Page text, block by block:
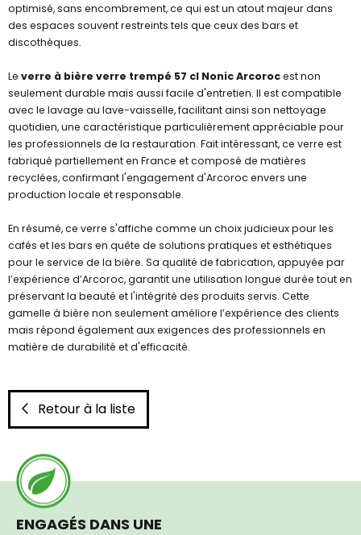
optimisé, sans encombrement, ce qui est un atout majeur dans
des espaces souvent restreints tels que ceux des bars et
discothèques.
Le verre à bière verre trempé 57 cl Nonic Arcorocest non
seulement durable mais aussi facile d'entretien. Il est compatible
avec le lavage au lave-vaisselle, facilitant ainsi son nettoyage
quotidien, une caractéristique particulièrement appréciable pour
les professionnels de la restauration. Fait intéressant, ce verre est
fabriqué partiellement en France et composé de matières
recyclées, confirmant l'engagement d'Arcoroc envers une
production locale et responsable.
En résumé, ce verre s'affiche comme un choix judicieux pour les
cafés et les bars en quête de solutions pratiques et esthétiques
pour le service de la bière. Sa qualité de fabrication, appuyée par
l’expérience d’Arcoroc, garantit une utilisation longue durée tout en
préservant la beauté et l'intégrité des produits servis. Cette
gamelle à bière non seulement améliore l’expérience des clients
mais répond également aux exigences des professionnels en
matière de durabilité et d'efficacité.
Retour à la liste
ENGAGÉS DANS UNE